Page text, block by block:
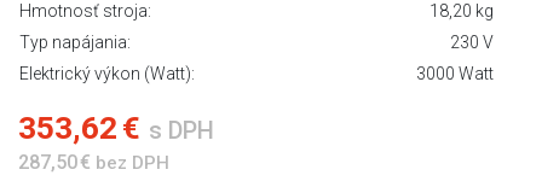
Hmotnosť stroja:
18,20 kg
Typ napájania:
230 V
Elektrický výkon (Watt):
3000 Watt
353,62 € s DPH
287,50 € bez DPH